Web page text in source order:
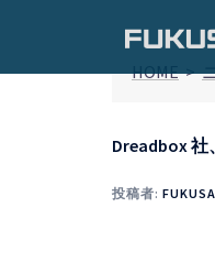
テ
HOME>
Dreadbox 社
投稿者: